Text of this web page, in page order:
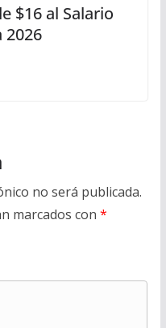
$16 al Salario
2026
no será publicada.
marcados con *